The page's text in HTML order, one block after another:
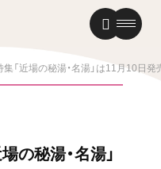
集「近場の秘湯・名湯」は11月10日発
の秘湯・名湯」